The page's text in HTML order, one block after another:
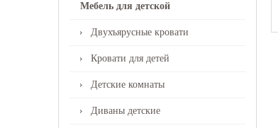
Мебель для детской
Двухъярусные кровати
Кровати для детей
Детские комнаты
Диваны детские